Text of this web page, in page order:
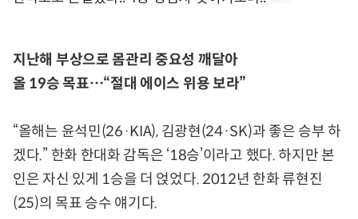
지난해 부상으로 몸관리 중요성 깨달아
올 19승 목표…“절대 에이스 위용 보라”
“올해는 윤석민(26·KIA), 김광현(24·SK)과 좋은 승부 하
겠다.” 한화 한대화 감독은 ‘18승’이라고 했다. 하지만 본
인은 자신 있게 1승을 더 얹었다. 2012년 한화 류현진
(25)의 목표 승수 얘기다.